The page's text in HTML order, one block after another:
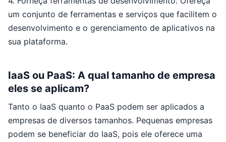
um conjunto de ferramentas e serviços que facilitem o
desenvolvimento e o gerenciamento de aplicativos na
sua plataforma.
IaaS ou PaaS: A qual tamanho de empresa
eles se aplicam?
Tanto o IaaS quanto o PaaS podem ser aplicados a
empresas de diversos tamanhos. Pequenas empresas
podem se beneficiar do IaaS, pois ele oferece uma